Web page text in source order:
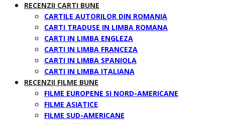
RECENZII CARTI BUNE
CARTILE AUTORILOR DIN ROMANIA
CARTI TRADUSE IN LIMBA ROMANA
CARTI IN LIMBA ENGLEZA
CARTI IN LIMBA FRANCEZA
CARTI IN LIMBA SPANIOLA
CARTI IN LIMBA ITALIANA
RECENZII FILME BUNE
FILME EUROPENE SI NORD-AMERICANE
FILME ASIATICE
FILME SUD-AMERICANE